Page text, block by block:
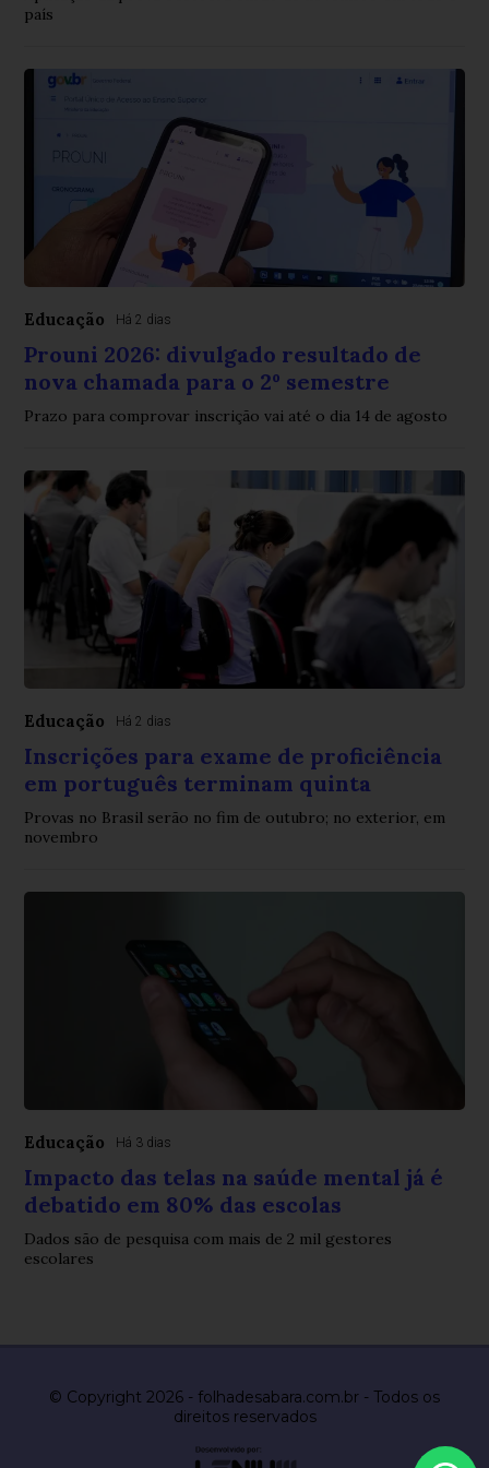
país
Educação Há 2 dias
Prouni 2026: divulgado resultado de
nova chamada para o 2º semestre
Prazo para comprovar inscrição vai até o dia 14 de agosto
Educação Há 2 dias
Inscrições para exame de proficiência
em português terminam quinta
Provas no Brasil serão no fim de outubro; no exterior, em
novembro
Educação Há 3 dias
Impacto das telas na saúde mental já é
debatido em 80% das escolas
Dados são de pesquisa com mais de 2 mil gestores
escolares
© Copyright 2026 - folhadesabara.com.br - Todos os
direitos reservados